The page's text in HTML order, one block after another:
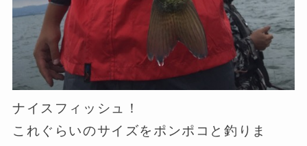
ナイスフィッシュ！
これぐらいのサイズをポンポコと釣りま